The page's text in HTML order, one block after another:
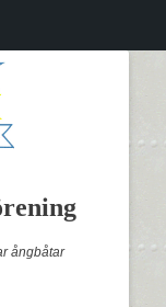
ångbåtar